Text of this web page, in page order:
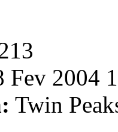
Fev 2004
Twin